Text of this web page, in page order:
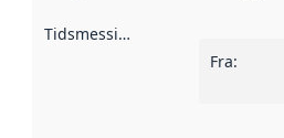
Tidsmessig avgrensning
Fra: